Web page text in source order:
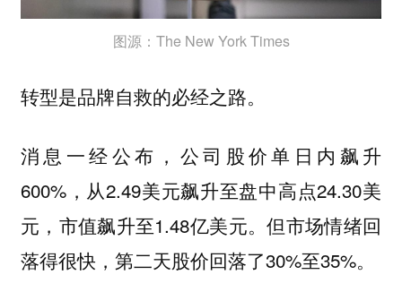
图源：The New York Times
转型是品牌自救的必经之路。
消息一经公布，公司股价单日内飙升
600%，从2.49美元飙升至盘中高点24.30美
元，市值飙升至1.48亿美元。但市场情绪回
落得很快，第二天股价回落了30%至35%。